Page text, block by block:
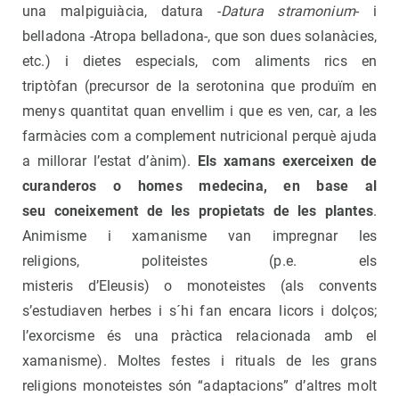
una malpiguiàcia, datura -Datura stramonium- i
belladona -Atropa belladona-, que son dues solanàcies,
etc.) i dietes especials, com aliments rics en
triptòfan (precursor de la serotonina que produïm en
menys quantitat quan envellim i que es ven, car, a les
farmàcies com a complement nutricional perquè ajuda
a millorar l’estat d’ànim). Els xamans exerceixen de
curanderos o homes medecina, en base al
seu coneixement de les propietats de les plantes.
Animisme i xamanisme van impregnar les
religions, politeistes (p.e. els
misteris d’Eleusis) o monoteistes (als convents
s’estudiaven herbes i s´hi fan encara licors i dolços;
l’exorcisme és una pràctica relacionada amb el
xamanisme). Moltes festes i rituals de les grans
religions monoteistes són “adaptacions” d’altres molt